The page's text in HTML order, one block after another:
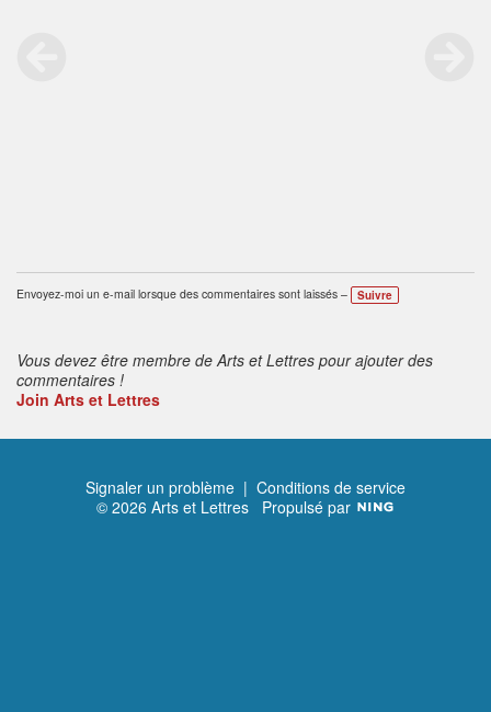
Envoyez-moi un e-mail lorsque des commentaires sont laissés – Suivre
Vous devez être membre de Arts et Lettres pour ajouter des
commentaires !
Join Arts et Lettres
Signaler un problème | Conditions de service
© 2026 Arts et Lettres Propulsé par